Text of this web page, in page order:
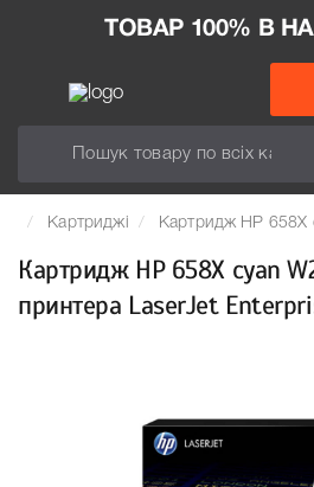
ТОВАР 100% В
Картриджі Картридж HP 658X
Картридж HP 658X cyan
принтера LaserJet